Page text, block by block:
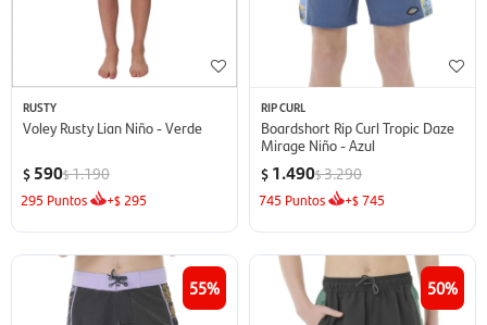
RUSTY
Voley Rusty Lian Niño - Verde
$ 590$1.190
295 Puntos +$ 295
RIP CURL
Boardshort Rip Curl Tropic Daze
Mirage Niño - Azul
$ 1.490$3.290
745 Puntos +$745
55 50